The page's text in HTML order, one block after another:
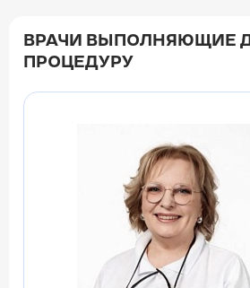
ВРАЧИ ВЫПОЛНЯЮЩИЕ
ПРОЦЕДУРУ